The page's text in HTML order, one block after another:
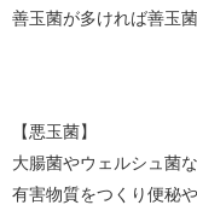
善玉菌が多ければ善玉
【悪玉菌】
大腸菌やウェルシュ菌な
有害物質をつくり便秘